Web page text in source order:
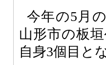
今年の5月
山形市の板
自身3個目と